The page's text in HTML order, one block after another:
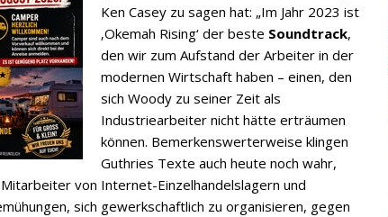
Ken Casey zu sagen hat: „Im Jahr 2023 ist
‚Okemah Rising‘ der beste Soundtrack,
den wir zum Aufstand der Arbeiter in der
modernen Wirtschaft haben – einen, den
sich Woody zu seiner Zeit als
Industriearbeiter nicht hätte erträumen
können. Bemerkenswerterweise klingen
Guthries Texte auch heute noch wahr,
von Internet-Einzelhandelslagern und
sich gewerkschaftlich zu organisieren, gegen